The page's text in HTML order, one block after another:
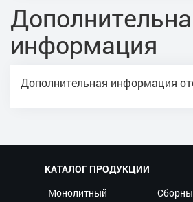
информация
Дополнительная информация
КАТАЛОГ ПРОДУКЦИИ
Монолитный